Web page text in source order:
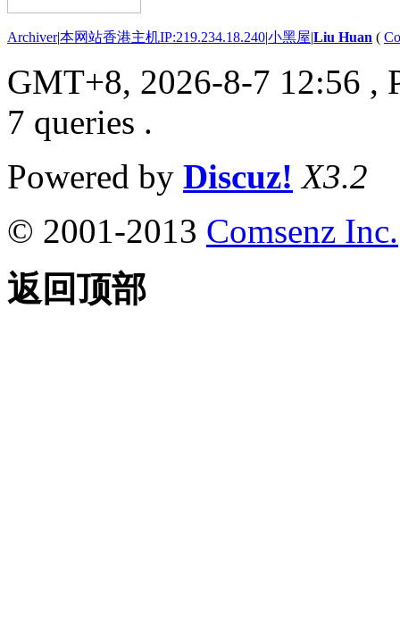
Archiver|本网站香港主机IP:219.234.18.240|小黑屋|Liu Huan (
GMT+8, 2026-8-7 12:56 ,
7 queries .
Powered by Discuz! X3.2
© 2001-2013 Comsenz Inc.
返回顶部